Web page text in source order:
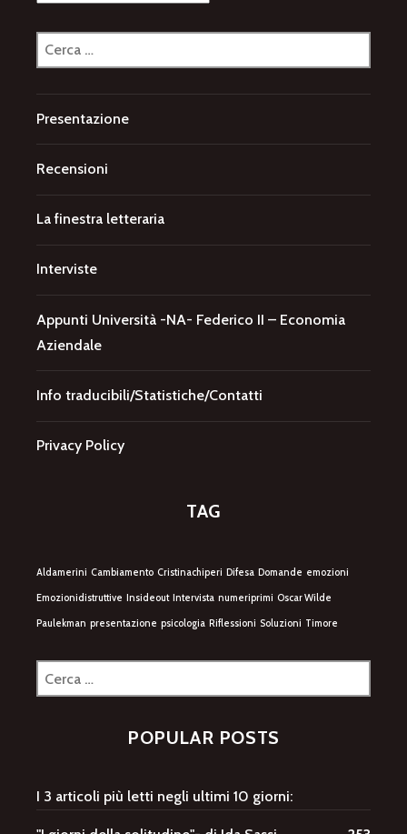
Ricerca
per:
Presentazione
Recensioni
La finestra letteraria
Interviste
Appunti Università -NA- Federico II – Economia
Aziendale
Info traducibili/Statistiche/Contatti
Privacy Policy
TAG
Aldamerini Cambiamento Cristinachiperi Difesa Domande emozioni
Emozionidistruttive Insideout Intervista numeriprimi Oscar Wilde
Paulekman presentazione psicologia Riflessioni Soluzioni Timore
Ricerca
per:
POPULAR POSTS
I 3 articoli più letti negli ultimi 10 giorni: